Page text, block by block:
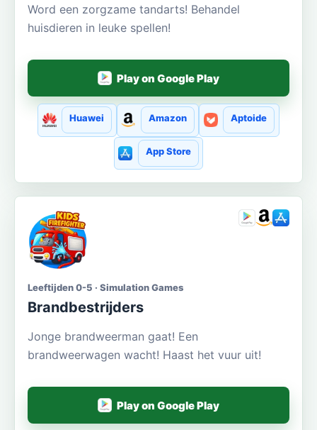
Word een zorgzame tandarts! Behandel
huisdieren in leuke spellen!
Play on Google Play
Huawei Amazon Aptoide
App Store
Leeftijden 0-5 · Simulation Games
Brandbestrijders
Jonge brandweerman gaat! Een
brandweerwagen wacht! Haast het vuur uit!
Play on Google Play